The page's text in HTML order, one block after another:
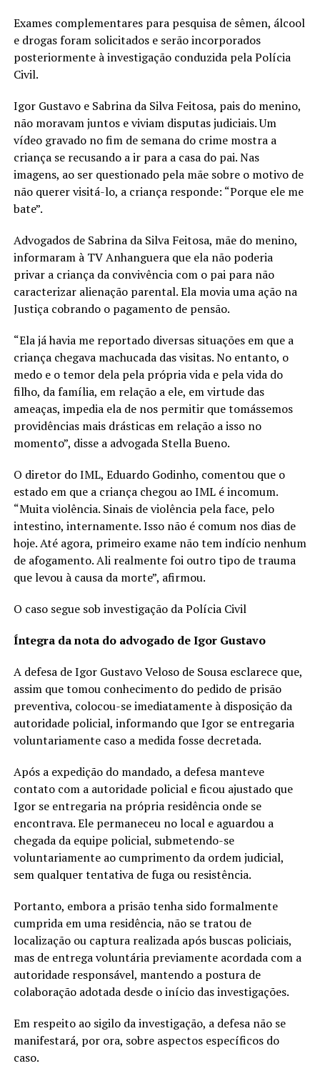
Exames complementares para pesquisa de sêmen, álcool
e drogas foram solicitados e serão incorporados
posteriormente à investigação conduzida pela Polícia
Civil.
Igor Gustavo e Sabrina da Silva Feitosa, pais do menino,
não moravam juntos e viviam disputas judiciais. Um
vídeo gravado no fim de semana do crime mostra a
criança se recusando a ir para a casa do pai. Nas
imagens, ao ser questionado pela mãe sobre o motivo de
não querer visitá-lo, a criança responde: “Porque ele me
bate”.
Advogados de Sabrina da Silva Feitosa, mãe do menino,
informaram à TV Anhanguera que ela não poderia
privar a criança da convivência com o pai para não
caracterizar alienação parental. Ela movia uma ação na
Justiça cobrando o pagamento de pensão.
“Ela já havia me reportado diversas situações em que a
criança chegava machucada das visitas. No entanto, o
medo e o temor dela pela própria vida e pela vida do
filho, da família, em relação a ele, em virtude das
ameaças, impedia ela de nos permitir que tomássemos
providências mais drásticas em relação a isso no
momento”, disse a advogada Stella Bueno.
O diretor do IML, Eduardo Godinho, comentou que o
estado em que a criança chegou ao IML é incomum.
“Muita violência. Sinais de violência pela face, pelo
intestino, internamente. Isso não é comum nos dias de
hoje. Até agora, primeiro exame não tem indício nenhum
de afogamento. Ali realmente foi outro tipo de trauma
que levou à causa da morte”, afirmou.
O caso segue sob investigação da Polícia Civil
Íntegra da nota do advogado de Igor Gustavo
A defesa de Igor Gustavo Veloso de Sousa esclarece que,
assim que tomou conhecimento do pedido de prisão
preventiva, colocou-se imediatamente à disposição da
autoridade policial, informando que Igor se entregaria
voluntariamente caso a medida fosse decretada.
Após a expedição do mandado, a defesa manteve
contato com a autoridade policial e ficou ajustado que
Igor se entregaria na própria residência onde se
encontrava. Ele permaneceu no local e aguardou a
chegada da equipe policial, submetendo-se
voluntariamente ao cumprimento da ordem judicial,
sem qualquer tentativa de fuga ou resistência.
Portanto, embora a prisão tenha sido formalmente
cumprida em uma residência, não se tratou de
localização ou captura realizada após buscas policiais,
mas de entrega voluntária previamente acordada com a
autoridade responsável, mantendo a postura de
colaboração adotada desde o início das investigações.
Em respeito ao sigilo da investigação, a defesa não se
manifestará, por ora, sobre aspectos específicos do
caso.